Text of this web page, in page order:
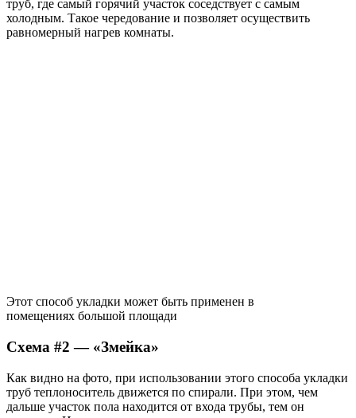
труб, где самый горячий участок соседствует с самым
холодным. Такое чередование и позволяет осуществить
равномерный нагрев комнаты.
Этот способ укладки может быть применен в
помещениях большой площади
Схема #2 — «Змейка»
Как видно на фото, при использовании этого способа укладки
труб теплоноситель движется по спирали. При этом, чем
дальше участок пола находится от входа трубы, тем он